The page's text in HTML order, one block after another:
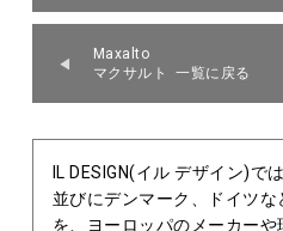
Maxalto
マクサルト 一覧に戻る
IL DESIGN(イル デザイン)で
並びにデンマーク、ドイツ
を、ヨーロッパのメーカー